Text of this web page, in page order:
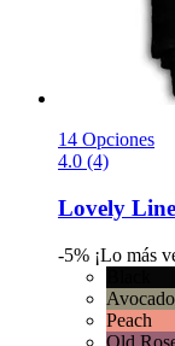
14 Opciones
4.0 (4)
Lovely
-5% ¡Lo más
Avocado
Peach
Old